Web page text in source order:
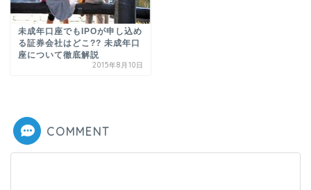
未成年口座でもIPOが申し込め
る証券会社はどこ?? 未成年口
座について徹底解説
2015年8月10日
COMMENT